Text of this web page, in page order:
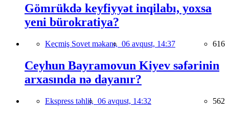
Gömrükdə keyfiyyət inqilabı, yoxsa
yeni bürokratiya?
Keçmiş Sovet məkanı, 06 avqust, 14:37 616
Ceyhun Bayramovun Kiyev səfərinin
arxasında nə dayanır?
Ekspress təhlil, 06 avqust, 14:32 562